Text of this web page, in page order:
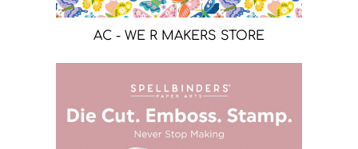
AC - WE R MAKERS STORE